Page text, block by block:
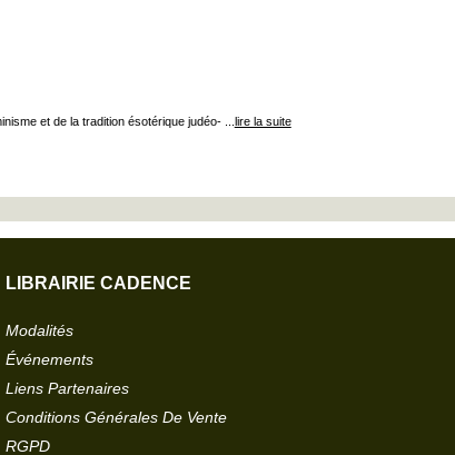
et de la tradition ésotérique judéo- ... lire la suite
LIBRAIRIE CADENCE
Modalités
Événements
Liens Partenaires
Conditions Générales De Vente
RGPD